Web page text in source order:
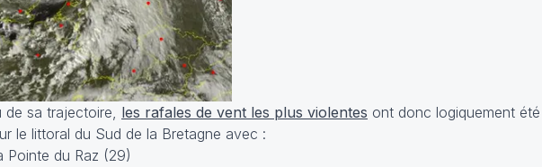
de sa trajectoire, les rafales de vent les plus violentes ont donc logiquement
le littoral du Sud de la Bretagne avec :
Pointe du Raz (29)